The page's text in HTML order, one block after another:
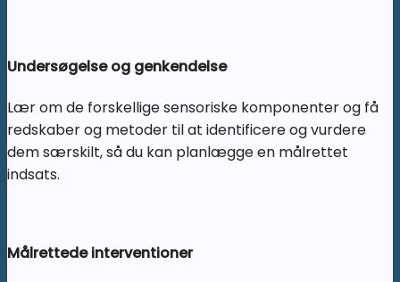
Undersøgelse og genkendelse
Lær om de forskellige sensoriske komponenter og få
redskaber og metoder til at identificere og vurdere
dem særskilt, så du kan planlægge en målrettet
indsats.
Målrettede interventioner